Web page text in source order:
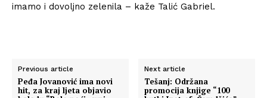
imamo i dovoljno zelenila – kaže Talić Gabriel.
Previous article
Peđa Jovanović ima novi
hit, za kraj ljeta objavio
Next article
Tešanj: Održana
promocija knjige “100